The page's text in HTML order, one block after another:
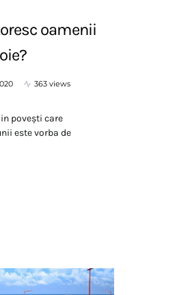
oamenii
363 views
povești care
este vorba de